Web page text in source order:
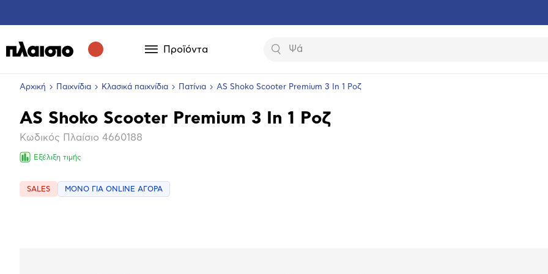
Προϊόντα Αναζήτηση
Αρχική Παιχνίδια Κλασικά παιχνίδια Πατίνια AS Shοko Scooter Premium 3 In 1 Ροζ
Βασικά
χαρακτηριστικά
AS Shοko Scooter Premium 3 In 1 Ροζ
Κωδικός Πλαίσιο 4660188
Εξέλιξη τιμής
SALES ΜΟΝΟ ΓΙΑ ONLINE ΑΓΟΡΑ